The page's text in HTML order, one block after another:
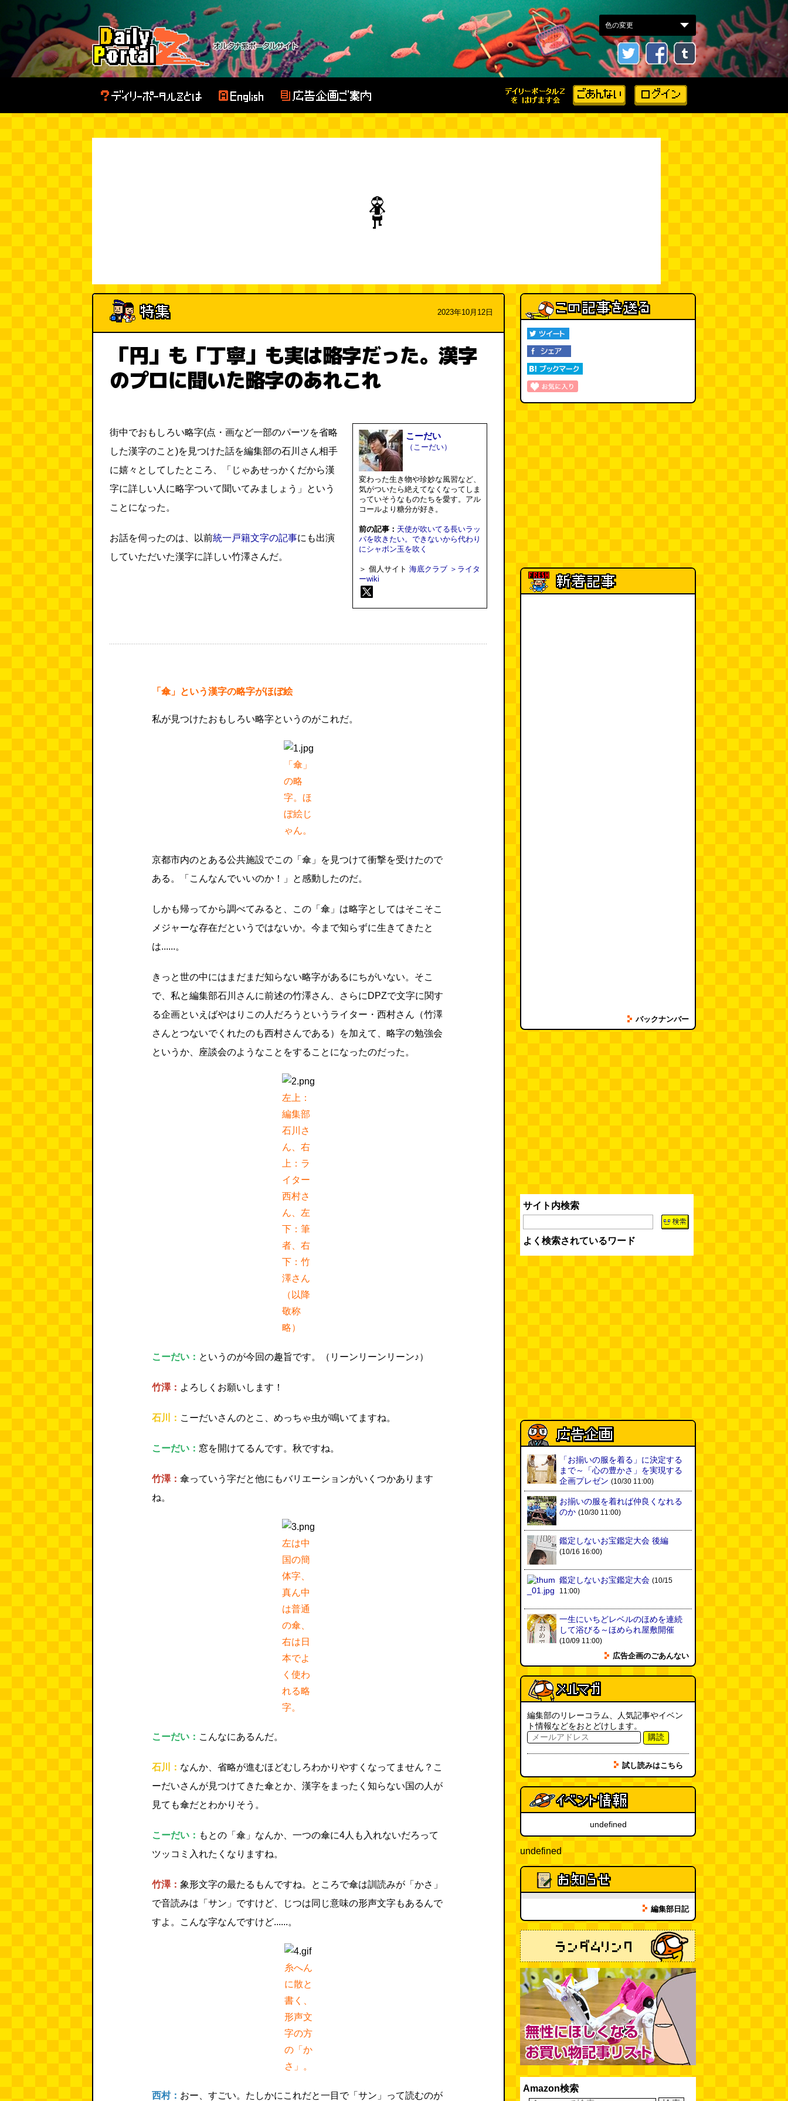
2023年10月12日
「円」も「丁寧」も実は略字だった。漢字
のプロに聞いた略字のあれこれ
街中でおもしろい略字(点・画など一部のパーツを省略
した漢字のこと)を見つけた話を編集部の石川さん相手
に嬉々としてしたところ、「じゃあせっかくだから漢
字に詳しい人に略字ついて聞いてみましょう」という
ことになった。
お話を伺ったのは、以前統一戸籍文字の記事にも出演
していただいた漢字に詳しい竹澤さんだ。
こーだい
（こーだい）
変わった生き物や珍妙な風習など、
気がついたら絶えてなくなってしま
っていそうなものたちを愛す。アル
コールより糖分が好き。
前の記事： 天使が吹いてる長いラッ
パを吹きたい。できないから代わり
にシャボン玉を吹く
＞ 個人サイト 海底クラブ ＞ライタ
ーwiki
「傘」という漢字の略字がほぼ絵
私が見つけたおもしろい略字というのがこれだ。
「傘」
の略
字。ほ
ぼ絵じ
ゃん。
京都市内のとある公共施設でこの「傘」を見つけて衝撃を受けたので
ある。「こんなんでいいのか！」と感動したのだ。
しかも帰ってから調べてみると、この「傘」は略字としてはそこそこ
メジャーな存在だというではないか。今まで知らずに生きてきたと
は......。
きっと世の中にはまだまだ知らない略字があるにちがいない。そこ
で、私と編集部石川さんに前述の竹澤さん、さらにDPZで文字に関す
る企画といえばやはりこの人だろうというライター・西村さん（竹澤
さんとつないでくれたのも西村さんである）を加えて、略字の勉強会
というか、座談会のようなことをすることになったのだった。
左上：
編集部
石川さ
ん、右
上：ラ
イター
西村さ
ん、左
下：筆
者、右
下：竹
澤さん
（以降
敬称
略）
こーだい： というのが今回の趣旨です。（リーンリーンリーン♪）
竹澤： よろしくお願いします！
石川： こーだいさんのとこ、めっちゃ虫が鳴いてますね。
こーだい： 窓を開けてるんです。秋ですね。
竹澤： 傘っていう字だと他にもバリエーションがいくつかあります
ね。
左は中
国の簡
体字、
真ん中
は普通
の傘、
右は日
本でよ
く使わ
れる略
字。
こーだい： こんなにあるんだ。
石川： なんか、省略が進むほどむしろわかりやすくなってません？こ
ーだいさんが見つけてきた傘とか、漢字をまったく知らない国の人が
見ても傘だとわかりそう。
こーだい： もとの「傘」なんか、一つの傘に4人も入れないだろって
ツッコミ入れたくなりますね。
竹澤： 象形文字の最たるもんですね。ところで傘は訓読みが「かさ」
で音読みは「サン」ですけど、じつは同じ意味の形声文字もあるんで
すよ。こんな字なんですけど......。
糸へん
に散と
書く、
形声文
字の方
の「か
さ」。
西村： おー、すごい。たしかにこれだと一目で「サン」って読むのが
バックナンバー
サイト内検索
よく検索されているワード
「お揃いの服を着る」に決定する
まで～「心の豊かさ」を実現する
企画プレゼン (10/30 11:00)
お揃いの服を着れば仲良くなれる
のか (10/30 11:00)
鑑定しないお宝鑑定大会 後編
(10/16 16:00)
鑑定しないお宝鑑定大会 (10/15
11:00)
一生にいちどレベルのほめを連続
して浴びる～ほめられ屋敷開催
(10/09 11:00)
広告企画のごあんない
編集部のリレーコラム、人気記事やイベン
ト情報などをおとどけします。
購読
試し読みはこちら
undefined
undefined
編集部日記
Amazon検索